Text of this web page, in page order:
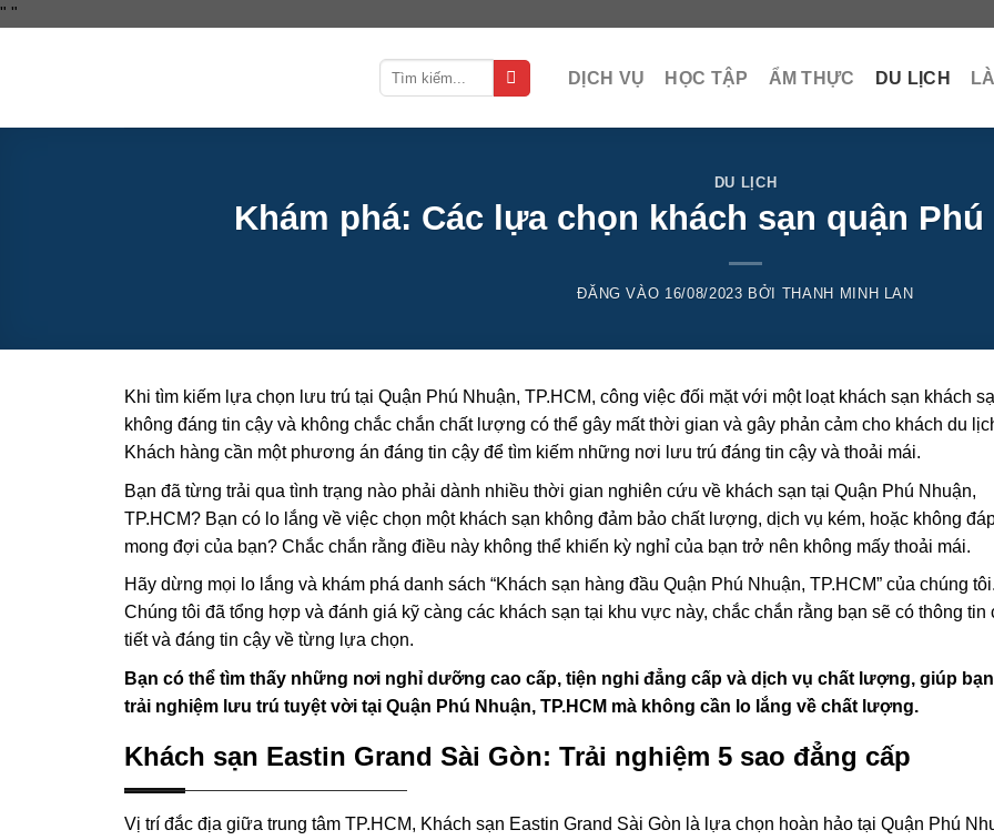
" "
DỊCH VỤ HỌC TẬP ẨM THỰC DU LỊCH
DU LỊCH
Khám phá: Các lựa chọn khách sạn quận Phú
ĐĂNG VÀO 16/08/2023 BỞI THANH MINH LAN
Khi tìm kiếm lựa chọn lưu trú tại Quận Phú Nhuận, TP.HCM, công việc đối mặt với một loạt khách sạn khách
không đáng tin cậy và không chắc chắn chất lượng có thể gây mất thời gian và gây phản cảm cho khách du
Khách hàng cần một phương án đáng tin cậy để tìm kiếm những nơi lưu trú đáng tin cậy và thoải mái.
Bạn đã từng trải qua tình trạng nào phải dành nhiều thời gian nghiên cứu về khách sạn tại Quận Phú Nhuận,
TP.HCM? Bạn có lo lắng về việc chọn một khách sạn không đảm bảo chất lượng, dịch vụ kém, hoặc không
mong đợi của bạn? Chắc chắn rằng điều này không thể khiến kỳ nghỉ của bạn trở nên không mấy thoải mái.
Hãy dừng mọi lo lắng và khám phá danh sách “Khách sạn hàng đầu Quận Phú Nhuận, TP.HCM” của chúng
Chúng tôi đã tổng hợp và đánh giá kỹ càng các khách sạn tại khu vực này, chắc chắn rằng bạn sẽ có thông tin
tiết và đáng tin cậy về từng lựa chọn.
Bạn có thể tìm thấy những nơi nghỉ dưỡng cao cấp, tiện nghi đẳng cấp và dịch vụ chất lượng, giúp
trải nghiệm lưu trú tuyệt vời tại Quận Phú Nhuận, TP.HCM mà không cần lo lắng về chất lượng.
Khách sạn Eastin Grand Sài Gòn: Trải nghiệm 5 sao đẳng cấp
Vị trí đắc địa giữa trung tâm TP.HCM, Khách sạn Eastin Grand Sài Gòn là lựa chọn hoàn hảo tại Quận Phú